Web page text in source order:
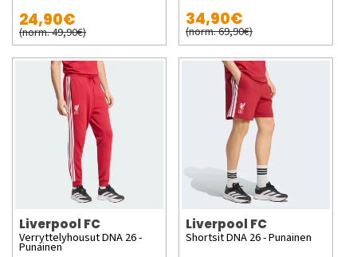
24,90€
(norm. 49,90€)
34,90€
(norm. 69,90€)
Liverpool FC
Verryttelyhousut DNA 26 -
Punainen
Liverpool FC
Shortsit DNA 26 - Punainen